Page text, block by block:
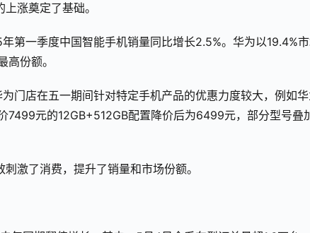
涨奠定了基础。
一季度中国智能手机销量同比增长2.5%。华为以19.4%
份额。
门店在五一期间针对特定手机产品的优惠力度较大，例如
元的12GB+512GB配置降价后为6499元，部分型号叠
激了消费，提升了销量和市场份额。